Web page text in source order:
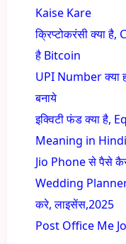
Kaise Kare
क्रिप्टोकरंसी क्या
है Bitcoin
UPI Number क्या
बनाये
इक्विटी फंड क्या है,
Meaning in Hindi
Jio Phone से पैसे
Wedding
करे, लाइसेंस,2025
Post Office Me